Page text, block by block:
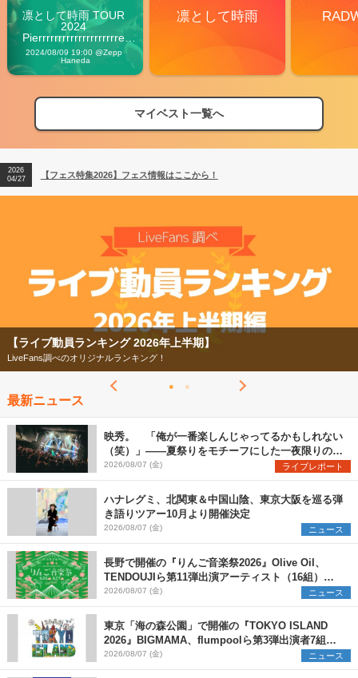
凛として時雨 TOUR
2024
Pierrrrrrrrrrrrrrrrrrrre
Vibes
2024/08/09 19:00 @Zepp
Haneda
凛として時雨
マイベスト一覧へ
【フェス特集2026】フェス情報はここから！
【ライブ動員ランキング】2026年上半期編発表！
2026
04/27
【フェス特集2026】フェス情報はここから！
2026
【フェス特集2026】
今年もフェスの季節がやってきた！
最新ニュース
映秀。 「俺が一番楽しんじゃってるかもしれない
（笑）」――夏祭りをモチーフにした一夜限りのス
ペシャルライブ『色祭』レポート
2026/08/07 (金) ライブレポート
ハナレグミ、北関東＆中国山陰、東京大阪を巡る弾
き語りツアー10月より開催決定
2026/08/07 (金) ニュース
長野で開催の『りんご音楽祭2026』Olive Oil、
TENDOUJIら第11弾出演アーティスト（16組）を
発表
2026/08/07 (金) ニュース
東京「海の森公園」で開催の『TOKYO ISLAND
2026』BIGMAMA、flumpoolら第3弾出演者7組を
発表 ワークショップ・アート出展者を募集
2026/08/07 (金) ニュース